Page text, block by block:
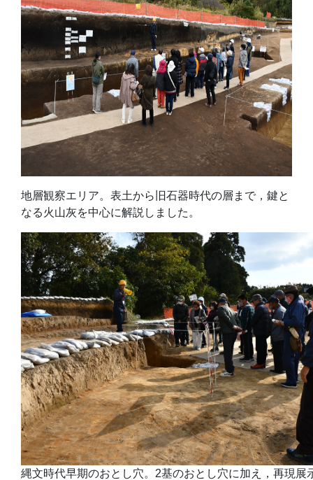
地層観察エリア。表土から旧石器時代の層まで，鍵と
なる火山灰を中心に解説しました。
縄文時代早期のおとし穴。2基のおとし穴に加え，再現展